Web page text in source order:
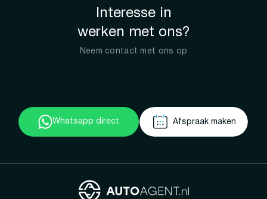
Interesse in
werken met ons?
Neem contact met ons op
Whatsapp direct Afspraak maken